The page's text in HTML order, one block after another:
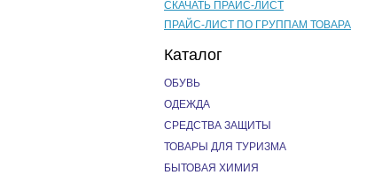
СКАЧАТЬ ПРАЙС-ЛИСТ
ПРАЙС-ЛИСТ ПО ГРУППАМ ТОВАРА
Каталог
ОБУВЬ
ОДЕЖДА
СРЕДСТВА ЗАЩИТЫ
ТОВАРЫ ДЛЯ ТУРИЗМА
БЫТОВАЯ ХИМИЯ